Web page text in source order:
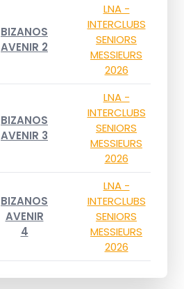
BIZANOS
AVENIR 2
LNA -
INTERCLUBS
SENIORS
MESSIEURS
2026
BIZANOS
AVENIR 3
LNA -
INTERCLUBS
SENIORS
MESSIEURS
2026
BIZANOS
AVENIR
4
LNA -
INTERCLUBS
SENIORS
MESSIEURS
2026